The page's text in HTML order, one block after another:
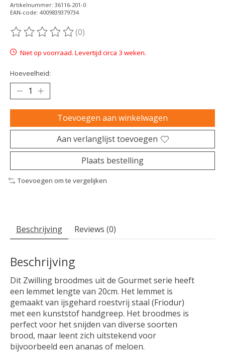
Artikelnummer: 36116-201-0
EAN-code: 4009839379734
De beoordeling van dit product is
(0)
Niet op voorraad. Levertijd circa 3 weken.
Hoeveelheid:
Toevoegen aan winkelwagen
Aan verlanglijst toevoegen
Plaats bestelling
Toevoegen om te vergelijken
Beschrijving Reviews (0)
Beschrijving
Dit Zwilling broodmes uit de Gourmet serie heeft
een lemmet lengte van 20cm. Het lemmet is
gemaakt van ijsgehard roestvrij staal (Friodur)
met een kunststof handgreep. Het broodmes is
perfect voor het snijden van diverse soorten
brood, maar leent zich uitstekend voor
bijvoorbeeld een ananas of meloen.